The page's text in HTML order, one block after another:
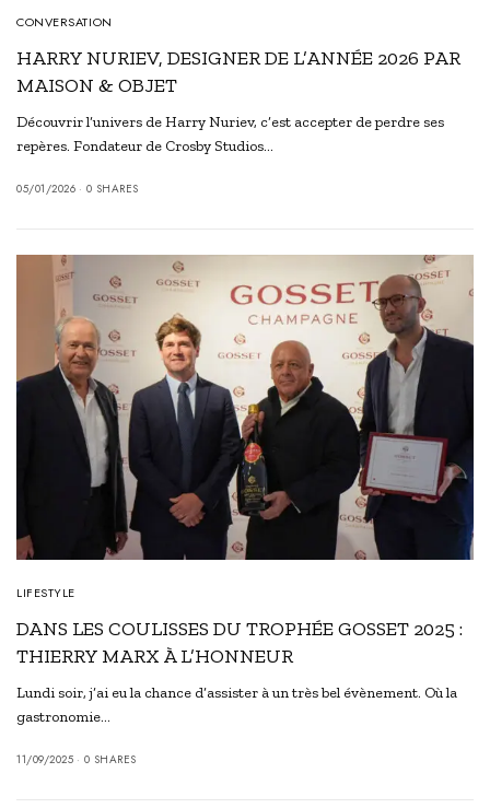
CONVERSATION
HARRY NURIEV, DESIGNER DE L’ANNÉE 2026 PAR
MAISON & OBJET
Découvrir l’univers de Harry Nuriev, c’est accepter de perdre ses
repères. Fondateur de Crosby Studios…
05/01/2026 0 SHARES
LIFESTYLE
DANS LES COULISSES DU TROPHÉE GOSSET 2025 :
THIERRY MARX À L’HONNEUR
Lundi soir, j’ai eu la chance d’assister à un très bel évènement. Où la
gastronomie…
11/09/2025 0 SHARES